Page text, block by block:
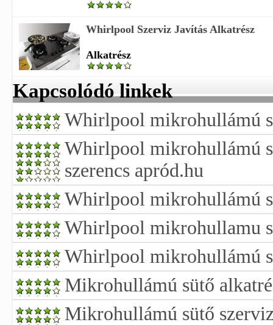
Whirlpool Szerviz Javítás Alkatrész
Alkatrész
Kapcsolódó linkek
Whirlpool mikrohullámú
Whirlpool mikrohullámú
szerencs apród.hu
Whirlpool mikrohullámú
Whirlpool mikrohullamu
Whirlpool mikrohullámú
Mikrohullámú sütő
Mikrohullámú sütő